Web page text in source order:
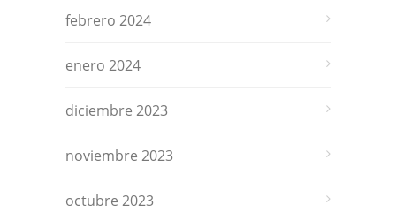
febrero 2024
enero 2024
diciembre 2023
noviembre 2023
octubre 2023